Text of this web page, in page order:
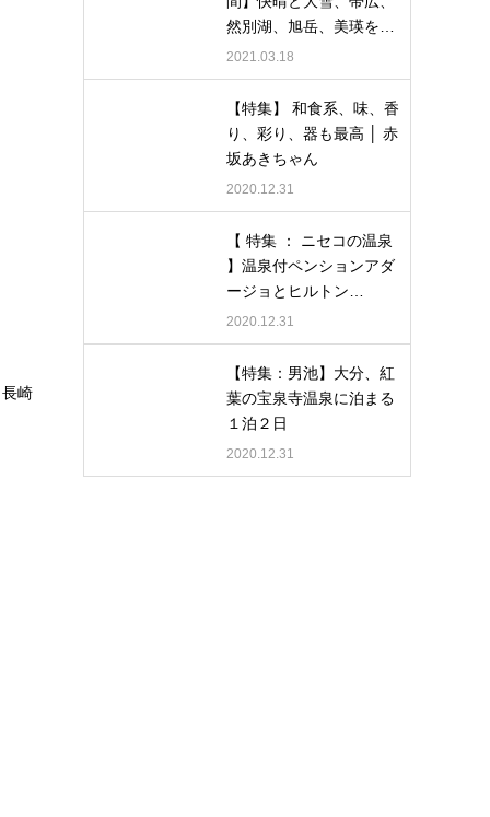
崎
然別湖、旭岳、美瑛を…
2021.03.18
【特集】 和食系、味、香
り、彩り、器も最高 │ 赤
坂あきちゃん
2020.12.31
【 特集 ： ニセコの温泉
】温泉付ペンションアダ
ージョとヒルトン…
2020.12.31
【特集：男池】大分、紅
葉の宝泉寺温泉に泊まる
１泊２日
2020.12.31